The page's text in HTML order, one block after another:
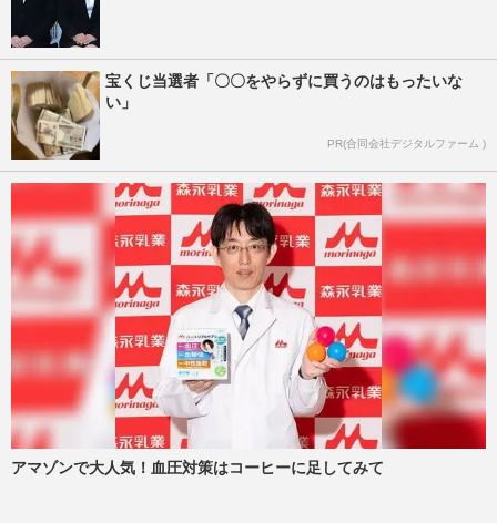
宝くじ当選者「〇〇をやらずに買うのはもったいな
い」
PR(合同会社デジタルファーム )
アマゾンで大人気！血圧対策はコーヒーに足してみて